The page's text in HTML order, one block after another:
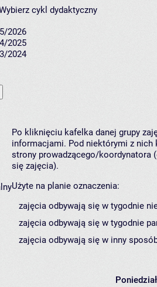
cykl dydaktyczny
2026
2025
2024
Po kliknięciu kafelka danej grupy
informacjami. Pod niektórymi z nich
strony prowadzącego/koordynatora
się zajęcia).
Użyte na planie oznaczenia:
zajęcia odbywają się w tygodnie
zajęcia odbywają się w tygodnie
zajęcia odbywają się w inny